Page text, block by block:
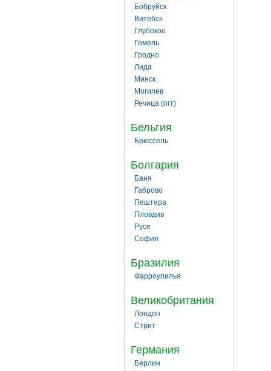
Бобруйск
Витебск
Глубокое
Гомель
Гродно
Лида
Минск
Могилев
Речица (пгт)
Бельгия
Брюссель
Болгария
Баня
Габрово
Пештера
Пловдив
Русе
София
Бразилия
Фарроупилья
Великобритания
Лондон
Стрит
Германия
Берлин